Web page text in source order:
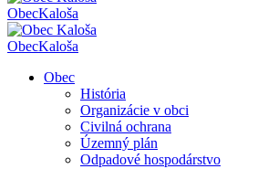
ObecKaloša
ObecKaloša
Obec
História
Organizácie v obci
Civilná ochrana
Územný plán
Odpadové hospodárstvo